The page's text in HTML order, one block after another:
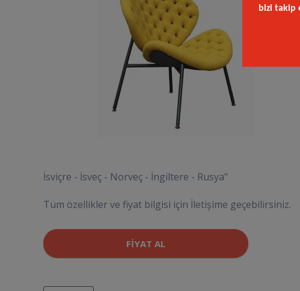
İsviçre - İsveç - Norveç - İngiltere - Rusya"
Tüm özellikler ve fiyat bilgisi için İletişime geçebilirsiniz.
FIYAT AL
bizi takip